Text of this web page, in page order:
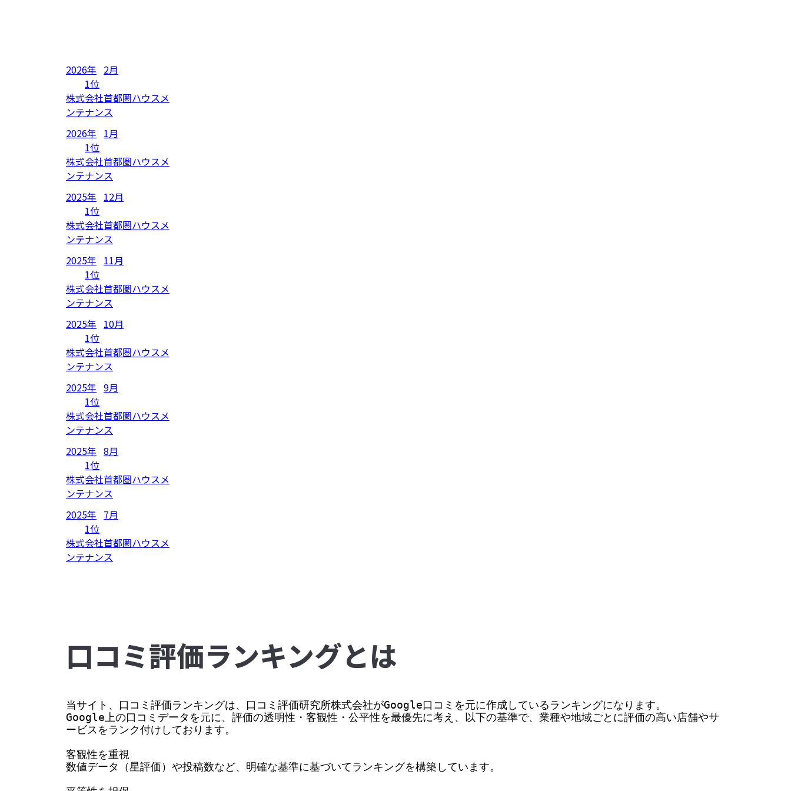
2026年 2月
1位
株式会社首都圏ハウスメ
ンテナンス
2026年 1月
1位
株式会社首都圏ハウスメ
ンテナンス
2025年 12月
1位
株式会社首都圏ハウスメ
ンテナンス
2025年 11月
1位
株式会社首都圏ハウスメ
ンテナンス
2025年 10月
1位
株式会社首都圏ハウスメ
ンテナンス
2025年 9月
1位
株式会社首都圏ハウスメ
ンテナンス
2025年 8月
1位
株式会社首都圏ハウスメ
ンテナンス
2025年 7月
1位
株式会社首都圏ハウスメ
ンテナンス
⼝コミ評価ランキングとは
当サイト、口コミ評価ランキングは、口コミ評価研究所株式会社がGoogle口コミを元に作成しているランキングになります。
Google上の口コミデータを元に、評価の透明性・客観性・公平性を最優先に考え、以下の基準で、業種や地域ごとに評価の高い店舗やサ
ービスをランク付けしております。
客観性を重視
数値データ（星評価）や投稿数など、明確な基準に基づいてランキングを構築しています。